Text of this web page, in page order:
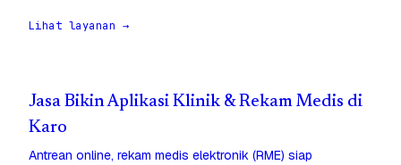
Lihat layanan →
Jasa Bikin Aplikasi Klinik & Rekam Medis di
Karo
Antrean online, rekam medis elektronik (RME) siap